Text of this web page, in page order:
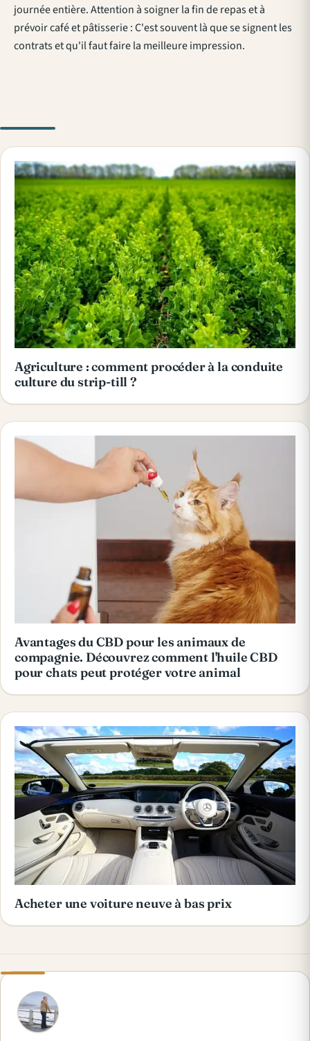
journée entière. Attention à soigner la fin de repas et à
prévoir café et pâtisserie : C'est souvent là que se signent les
contrats et qu'il faut faire la meilleure impression.
Agriculture : comment procéder à la conduite
culture du strip-till ?
Avantages du CBD pour les animaux de
compagnie. Découvrez comment l'huile CBD
pour chats peut protéger votre animal
Acheter une voiture neuve à bas prix
A